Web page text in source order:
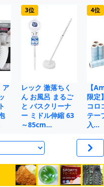
ア
3位
レック 激落ちく
ん お風呂 まるご
と バスクリーナ
ー ミドル伸縮 63
～85cm…
4位
【
限定
コロ
テー
入…